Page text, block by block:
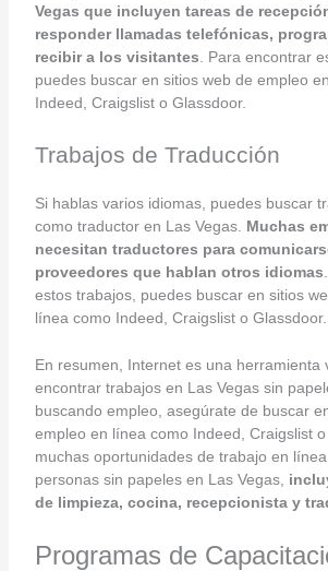
Vegas que incluyen tareas de
responder llamadas telefónicas,
recibir a los visitantes . Para encontrar
puedes buscar en sitios web de empleo
Indeed, Craigslist o Glassdoor.
Trabajos de Traducción
Si hablas varios idiomas, puedes buscar
como traductor en Las Vegas. Muchas
necesitan traductores para
proveedores que hablan otros idiomas
estos trabajos, puedes buscar en sitios
línea como Indeed, Craigslist o Glassdoor.
En resumen, Internet es una herramienta
encontrar trabajos en Las Vegas sin
buscando empleo, asegúrate de buscar
empleo en línea como Indeed, Craigslist
muchas oportunidades de trabajo en
personas sin papeles en Las Vegas,
de limpieza, cocina, recepcionista y
Programas de